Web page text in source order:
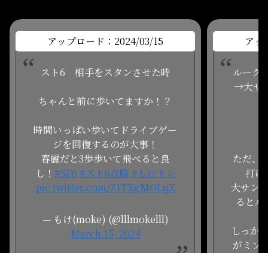
アップロード：2024/03/15
スト6 相手をスタンさせた時
ちゃんと前に歩いてますか！？
時間いっぱい歩いてドライブゲー
ジを回復するのが大事！
春麗だと3歩歩いて飛べると良
し！ #SF6 #スト6攻略 #もけトレ
pic.twitter.com/Z1TXgMOLqX
— もけ(moke) (@lllmokelll)
March 15, 2024
アッ
ルーク
→大サ
ただ、
打は
大サン
ると
しっか
がミソ